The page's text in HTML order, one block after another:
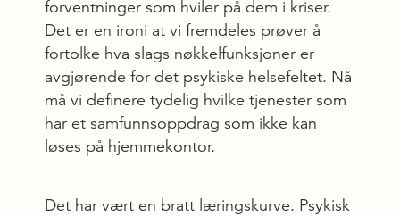
forventninger som hviler på dem i kriser.
Det er en ironi at vi fremdeles prøver å
fortolke hva slags nøkkelfunksjoner er
avgjørende for det psykiske helsefeltet. Nå
må vi definere tydelig hvilke tjenester som
har et samfunnsoppdrag som ikke kan
løses på hjemmekontor.
Det har vært en bratt læringskurve. Psykisk